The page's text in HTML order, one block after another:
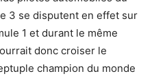
3 se disputent en effet sur
1 et durant le même
donc croiser le
champion du monde